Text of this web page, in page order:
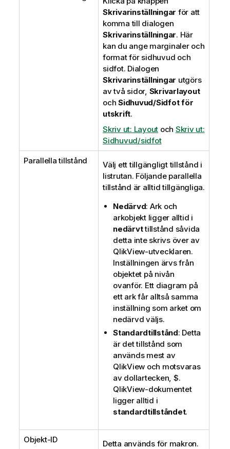
Skrivarinställningar för att
komma till dialogen
Skrivarinställningar. Här
kan du ange marginaler och
format för sidhuvud och
sidfot. Dialogen
Skrivarinställningar utgörs
av två sidor, Skrivarlayout
och Sidhuvud/Sidfot för
utskrift.
Skriv ut: Layout och Skriv ut:
Sidhuvud/sidfot
Parallella tillstånd
Välj ett tillgängligt tillstånd i
listrutan. Följande parallella
tillstånd är alltid tillgängliga.
Nedärvd: Ark och
arkobjekt ligger alltid i
nedärvttillstånd såvida
detta inte skrivs över av
QlikView-utvecklaren.
Inställningen ärvs från
objektet på nivån
ovanför. Ett diagram på
ett ark får alltså samma
inställning som arket om
nedärvd väljs.
Standardtillstånd: Detta
är det tillstånd som
används mest av
QlikView och motsvaras
av dollartecken, $.
QlikView-dokumentet
ligger alltid i
standardtillståndet.
Objekt-ID
Detta används för makron.